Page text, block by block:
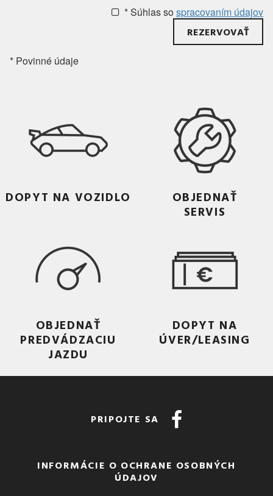
* Súhlasso spracovaním údajov
* Povinné údaje
DOPYT NA VOZIDLO
OBJEDNAŤ
SERVIS
OBJEDNAŤ
PREDVÁDZACIU
JAZDU
DOPYT NA
ÚVER/LEASING
PRIPOJTE SA
INFORMÁCIE O OCHRANE OSOBNÝCH
ÚDAJOV